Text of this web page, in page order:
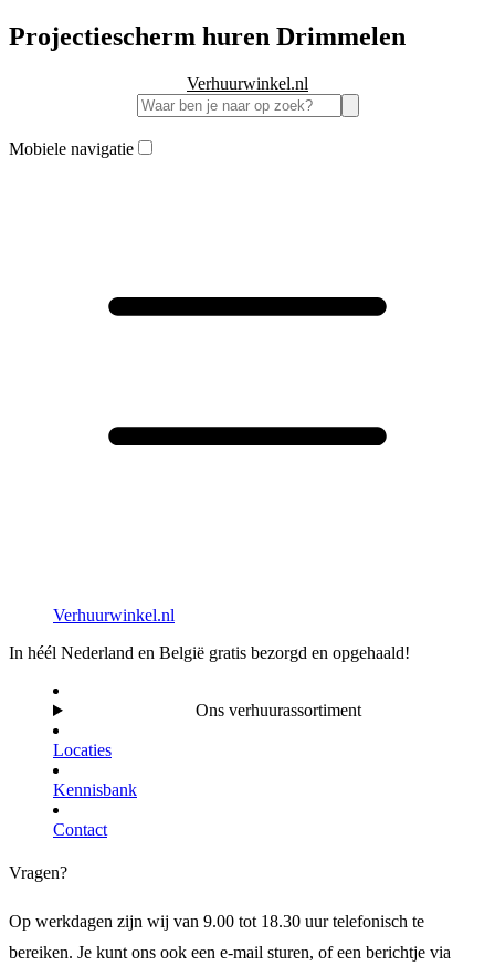
Projectiescherm huren Drimmelen
Verhuurwinkel.nl
Mobiele navigatie
Verhuurwinkel.nl
In héél Nederland en België gratis bezorgd en opgehaald!
Ons verhuurassortiment
Locaties
Kennisbank
Contact
Vragen?
Op werkdagen zijn wij van 9.00 tot 18.30 uur telefonisch te
bereiken. Je kunt ons ook een e-mail sturen, of een berichtje via